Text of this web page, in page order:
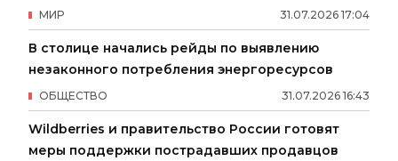
31.07.2026 17:04
МИР
В столице начались рейды по выявлению
незаконного потребления энергоресурсов
31.07.2026 16:43
ОБЩЕСТВО
Wildberries и правительство России готовят
меры поддержки пострадавших продавцов